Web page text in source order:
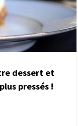
dessert et
pressés !